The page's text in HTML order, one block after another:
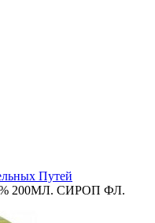
Путей
200МЛ. СИРОП ФЛ.